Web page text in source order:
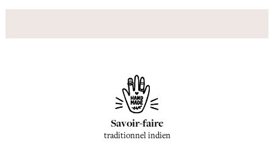
Savoir-faire
traditionnel indien